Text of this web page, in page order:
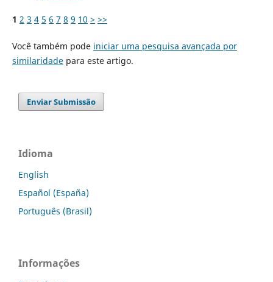
1 2 3 4 5 6 7 8 9 10 > >>
Você também pode iniciar uma pesquisa avançada por
similaridadepara este artigo.
Enviar Submissão
Idioma
English
Español (España)
Português (Brasil)
Informações